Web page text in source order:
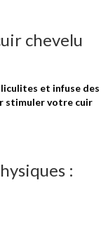
chevelu
et infuse des
stimuler votre cuir
: